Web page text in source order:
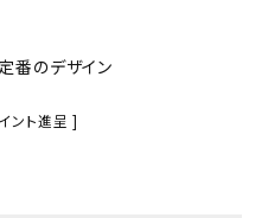
番のデザイン
ント進呈 ]